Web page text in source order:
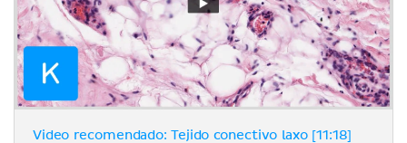
Video recomendado: Tejido conectivo laxo [11:18]